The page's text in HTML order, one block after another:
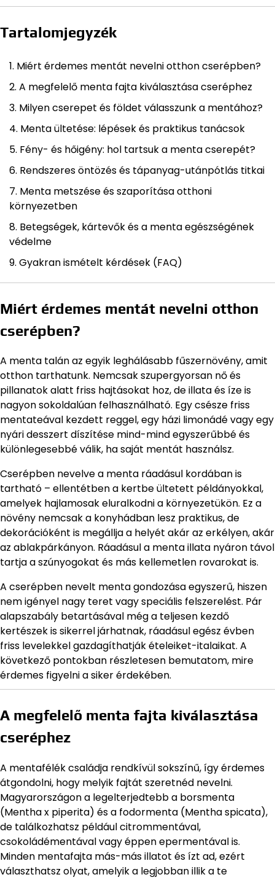
Tartalomjegyzék
Miért érdemes mentát nevelni otthon cserépben?
A megfelelő menta fajta kiválasztása cseréphez
Milyen cserepet és földet válasszunk a mentához?
Menta ültetése: lépések és praktikus tanácsok
Fény- és hőigény: hol tartsuk a menta cserepét?
Rendszeres öntözés és tápanyag-utánpótlás titkai
Menta metszése és szaporítása otthoni
környezetben
Betegségek, kártevők és a menta egészségének
védelme
Gyakran ismételt kérdések (FAQ)
Miért érdemes mentát nevelni otthon
cserépben?
A menta talán az egyik leghálásabb fűszernövény, amit
otthon tarthatunk. Nemcsak szupergyorsan nő és
pillanatok alatt friss hajtásokat hoz, de illata és íze is
nagyon sokoldalúan felhasználható. Egy csésze friss
mentateával kezdett reggel, egy házi limonádé vagy egy
nyári desszert díszítése mind-mind egyszerűbbé és
különlegesebbé válik, ha saját mentát használsz.
Cserépben nevelve a menta ráadásul kordában is
tartható – ellentétben a kertbe ültetett példányokkal,
amelyek hajlamosak eluralkodni a környezetükön. Ez a
növény nemcsak a konyhádban lesz praktikus, de
dekorációként is megállja a helyét akár az erkélyen, akár
az ablakpárkányon. Ráadásul a menta illata nyáron távol
tartja a szúnyogokat és más kellemetlen rovarokat is.
A cserépben nevelt menta gondozása egyszerű, hiszen
nem igényel nagy teret vagy speciális felszerelést. Pár
alapszabály betartásával még a teljesen kezdő
kertészek is sikerrel járhatnak, ráadásul egész évben
friss levelekkel gazdagíthatják ételeiket-italaikat. A
következő pontokban részletesen bemutatom, mire
érdemes figyelni a siker érdekében.
A megfelelő menta fajta kiválasztása
cseréphez
A mentafélék családja rendkívül sokszínű, így érdemes
átgondolni, hogy melyik fajtát szeretnéd nevelni.
Magyarországon a legelterjedtebb a borsmenta
(Mentha x piperita) és a fodormenta (Mentha spicata),
de találkozhatsz például citrommentával,
csokoládémentával vagy éppen epermentával is.
Minden mentafajta más-más illatot és ízt ad, ezért
választhatsz olyat, amelyik a legjobban illik a te